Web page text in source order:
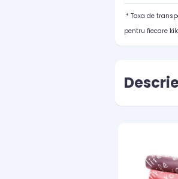
* Taxa de
pentru fiecare